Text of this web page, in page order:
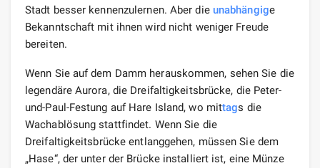
Stadt besser kennenzulernen. Aber die unabhängige
Bekanntschaft mit ihnen wird nicht weniger Freude
bereiten.
Wenn Sie auf dem Damm herauskommen, sehen Sie die
legendäre Aurora, die Dreifaltigkeitsbrücke, die Peter-
und-Paul-Festung auf Hare Island, wo mittags die
Wachablösung stattfindet. Wenn Sie die
Dreifaltigkeitsbrücke entlanggehen, müssen Sie dem
„Hase“, der unter der Brücke installiert ist, eine Münze